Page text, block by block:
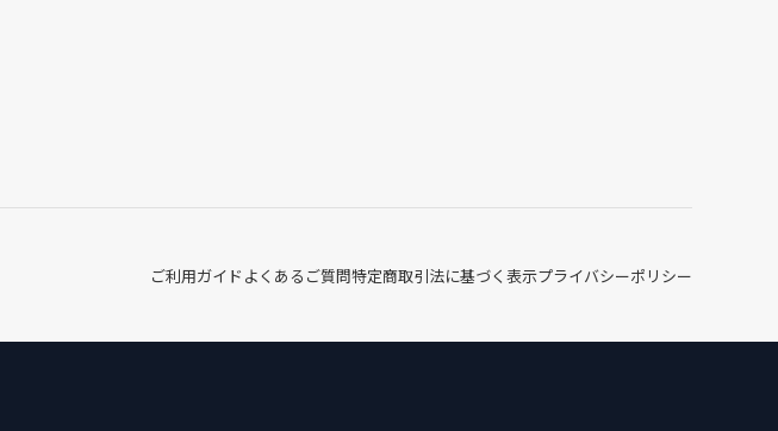
ご利用ガイド よくあるご質問特定商取引法に基づく表示プライバシーポリシー